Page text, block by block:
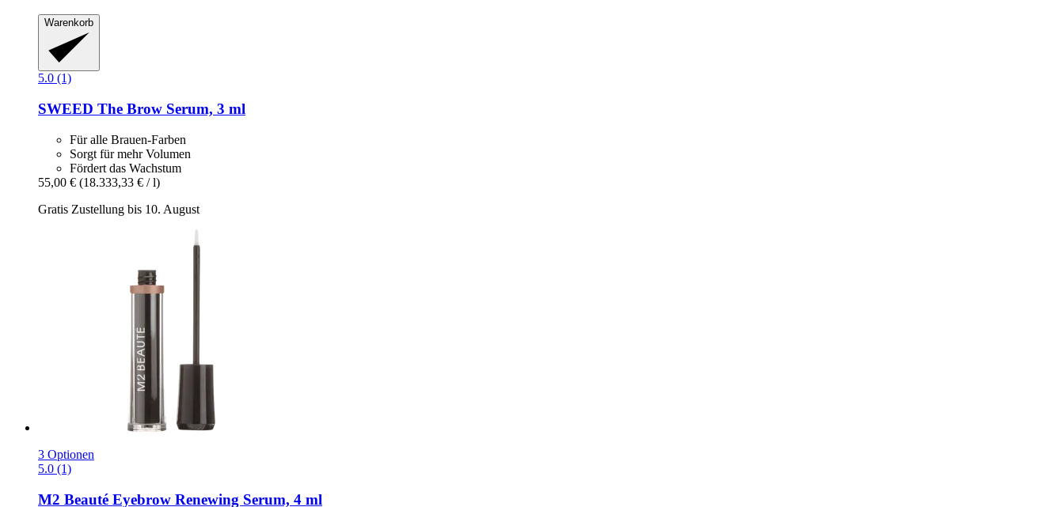
Warenkorb
5.0 (1)
SWEED The Brow Serum, 3 ml
Für alle Brauen-Farben
Sorgt für mehr Volumen
Fördert das Wachstum
55,00 € (18.333,33 € / l)
Gratis Zustellung bis 10. August
3 Optionen
5.0 (1)
M2 Beauté Eyebrow Renewing Serum, 4 ml